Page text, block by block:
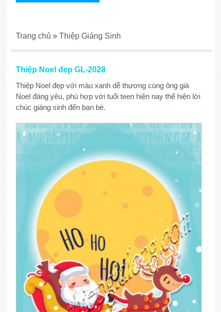
Thiệp Noel đẹp GL-2028
Thiệp Noel đẹp với màu xanh dễ thương cùng ông già
Noel đáng yêu, phù hợp với tuổi teen hiện nay thể hiện lời
chúc giáng sinh đến bạn bè.
Trang chủ » Thiệp Giáng Sinh